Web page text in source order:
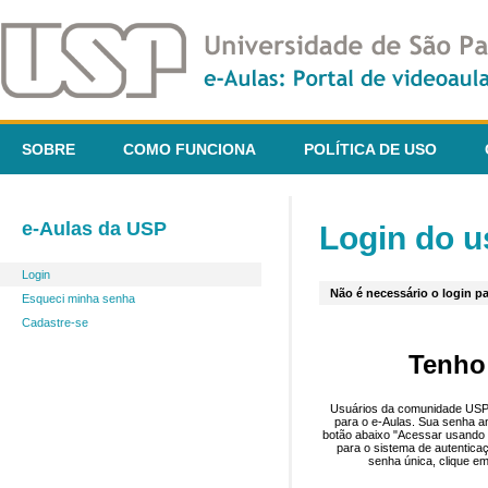
SOBRE COMO FUNCIONA POLÍTICA DE USO
e-Aulas da USP
Login
Esqueci minha senha
Cadastre-se
Login do
Não é necessário o login
Usuários da comunidade
para o e-Aulas. Sua senha
botão abaixo "Acessar
para o sistema de
senha única, clique